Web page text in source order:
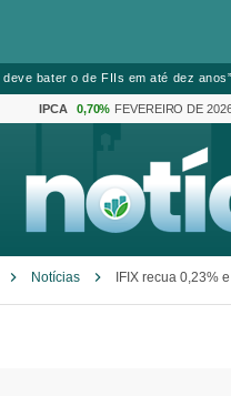
deve bater o de FIIs em até dez
IPCA 0,70% FEVEREIRO DE
Notícias IFIX recua 0,23%